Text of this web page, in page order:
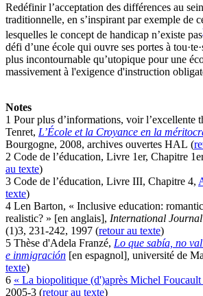
Redéfinir l’acceptation des différences au
traditionnelle, en s’inspirant par exemple de
lesquelles le concept de handicap n’existe pas
défi d’une école qui ouvre ses portes à
plus incontournable qu’utopique pour une
massivement à l'exigence d'instruction
Notes
1 Pour plus d’informations, voir l’excellente
Tenret, L’École et la Croyance en la
Bourgogne, 2008, archives ouvertes HAL (
2 Code de l’éducation, Livre 1er, Chapitre
au texte)
3 Code de l’éducation, Livre III, Chapitre 4,
texte)
4 Len Barton, « Inclusive education:
realistic? » [en anglais], International
(1)3, 231-242, 1997 (retour au texte)
5 Thèse d'Adela Franzé, Lo que sabía, no
e inmigración [en espagnol] université de
texte)
6 « La biopolitique (d')après Michel Foucault
2005-3 (retour au texte)